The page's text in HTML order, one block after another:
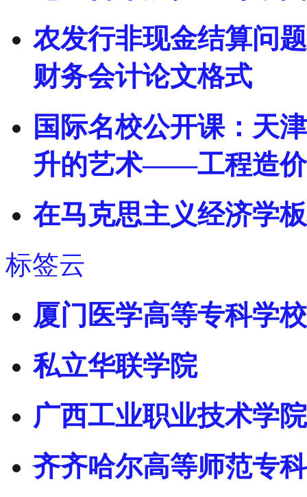
农发行非现金结算问
财务会计论文格式
国际名校公开课：天
升的艺术——工程造
在马克思主义经济学
标签云
厦门医学高等专科学校
私立华联学院
广西工业职业技术学院
齐齐哈尔高等师范专